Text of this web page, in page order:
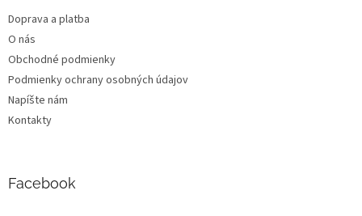
e
Doprava a platba
O nás
Obchodné podmienky
Podmienky ochrany osobných údajov
Napíšte nám
Kontakty
Facebook